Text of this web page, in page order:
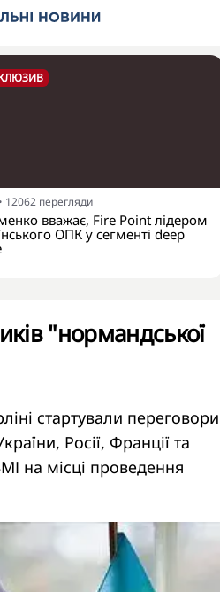
• 12062 перегляди
вважає, Fire Point лідером
ОПК у сегменті deep
"нормандської
стартували переговори
Росії, Франції та
на місці проведення